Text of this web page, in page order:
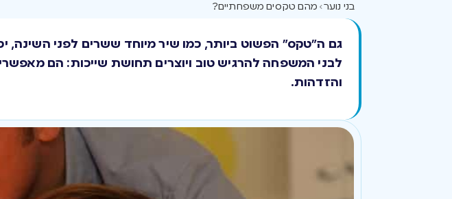
בני נוער› מהם טקסים משפחתיים?
גם ה”טקס” הפשוט ביותר, כמו שיר מיוחד ששרים לפני
לבני המשפחה להרגיש טוב ויוצרים תחושת שייכות: הם
והזדהות.